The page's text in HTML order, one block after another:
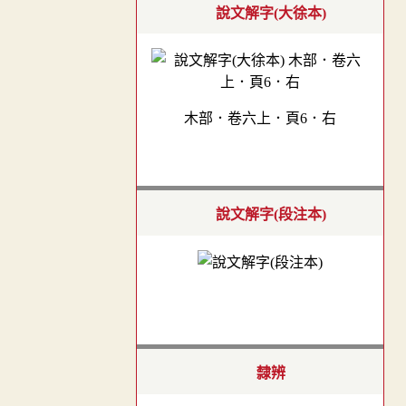
說文解字(大徐本)
木部．卷六上．頁6．右
說文解字(段注本)
隸辨